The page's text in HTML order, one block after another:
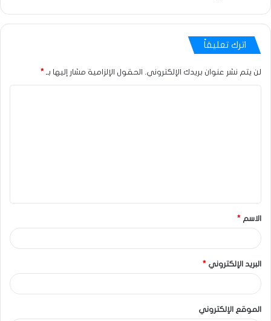
اترك تعليقاً
لن يتم نشر عنوان بريدك الإلكتروني. الحقول الإلزامية مشار إليها بـ *
الاسم *
البريد الإلكتروني *
الموقع الإلكتروني